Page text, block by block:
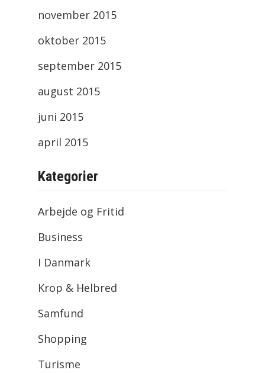
november 2015
oktober 2015
september 2015
august 2015
juni 2015
april 2015
Kategorier
Arbejde og Fritid
Business
I Danmark
Krop & Helbred
Samfund
Shopping
Turisme